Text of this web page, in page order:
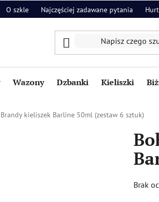
O szkle Najczęściej zadawane pytania
Wazony Dzbanki Kieliszki
kieliszek Barline 50ml (zestaw 6 sztuk)
Średnia
Brak